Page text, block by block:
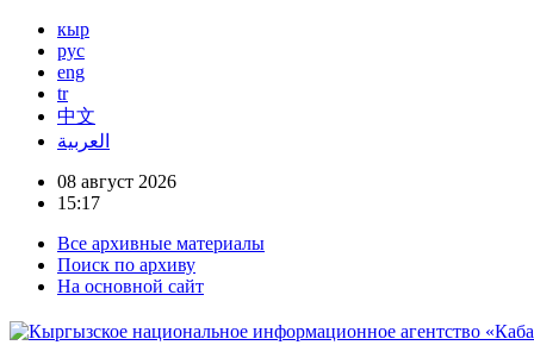
кыр
рус
eng
tr
中文
العربية
08 август 2026
15:17
Все архивные материалы
Поиск по архиву
На основной сайт